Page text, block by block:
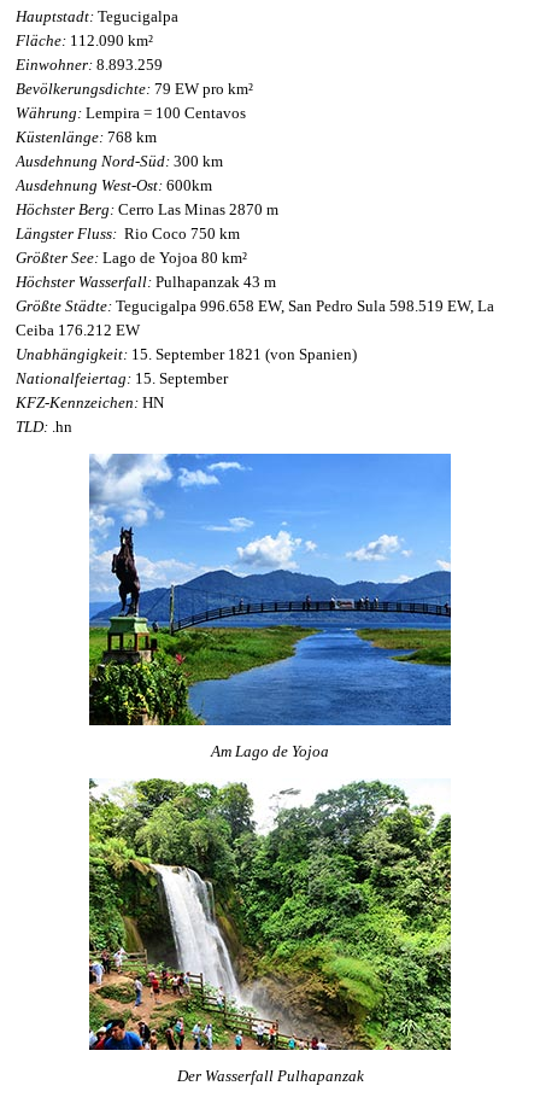
Hauptstadt: Tegucigalpa
Fläche: 112.090 km²
Einwohner: 8.893.259
Bevölkerungsdichte: 79 EW pro km²
Währung: Lempira = 100 Centavos
Küstenlänge: 768 km
Ausdehnung Nord-Süd: 300 km
Ausdehnung West-Ost: 600km
Höchster Berg: Cerro Las Minas 2870 m
Längster Fluss: Rio Coco 750 km
Größter See: Lago de Yojoa 80 km²
Höchster Wasserfall: Pulhapanzak 43 m
Größte Städte: Tegucigalpa 996.658 EW, San Pedro Sula 598.519 EW, La
Ceiba 176.212 EW
Unabhängigkeit: 15. September 1821 (von Spanien)
Nationalfeiertag: 15. September
KFZ-Kennzeichen: HN
TLD: .hn
Am Lago de Yojoa
Der Wasserfall Pulhapanzak